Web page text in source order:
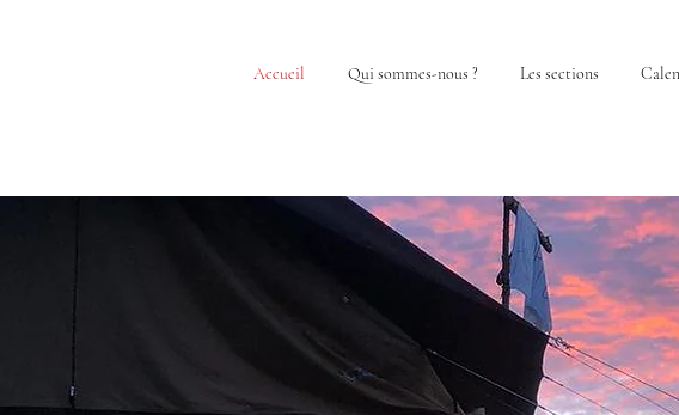
Accueil Qui sommes-nous ? Les sections